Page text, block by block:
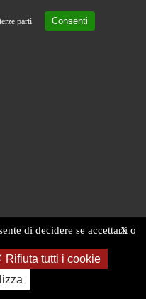
parti Consenti
X
di decidere se accettarli o
Rifiuta tutti i cookie